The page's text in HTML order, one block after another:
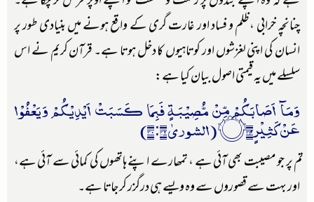
چنانچہ خرابی ،ظلم و فساد اور غارت گری کے واقع ہونے میں بنیادی طور پر
انسان کی اپنی لغزشوں اور کوتاہیوں کا دخل ہوتا ہے۔ قرآن کریم نے اس
سلسلے میں یہ قیمتی اصول بیان کیا ہے:
وَمَآ اَصَابَكُمْ مِّنْ مُّصِيْبَۃٍ فَبِمَا كَسَبَتْ اَيْدِيْكُمْ وَيَعْفُوْا
عَنْ كَثِيْرٍ۝۳۰ۭ (الشوریٰ ۴۲: ۳۰)
تم پر جو مصیبت بھی آئی ہے ، تمھارے اپنے ہاتھوں کی کمائی سے آئی ہے،
اور بہت سے قصوروں سے وہ ویسے ہی درگزر کر جاتا ہے۔